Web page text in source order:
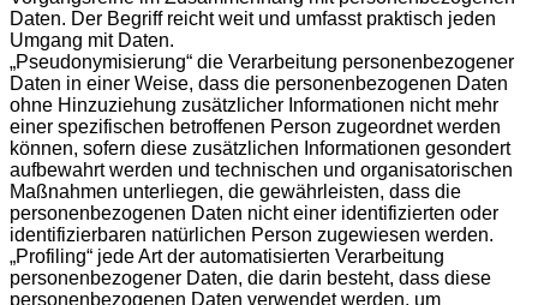
Daten. Der Begriff reicht weit und umfasst praktisch jeden
Umgang mit Daten.
„Pseudonymisierung“ die Verarbeitung personenbezogener
Daten in einer Weise, dass die personenbezogenen Daten
ohne Hinzuziehung zusätzlicher Informationen nicht mehr
einer spezifischen betroffenen Person zugeordnet werden
können, sofern diese zusätzlichen Informationen gesondert
aufbewahrt werden und technischen und organisatorischen
Maßnahmen unterliegen, die gewährleisten, dass die
personenbezogenen Daten nicht einer identifizierten oder
identifizierbaren natürlichen Person zugewiesen werden.
„Profiling“ jede Art der automatisierten Verarbeitung
personenbezogener Daten, die darin besteht, dass diese
personenbezogenen Daten verwendet werden, um